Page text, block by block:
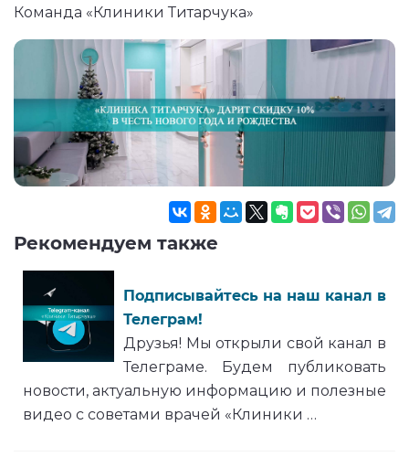
Команда «Клиники Титарчука»
Рекомендуем также
Подписывайтесь на наш канал в
Телеграм!
Друзья! Мы открыли свой канал в
Телеграме. Будем публиковать
новости, актуальную информацию и полезные
видео с советами врачей «Клиники …